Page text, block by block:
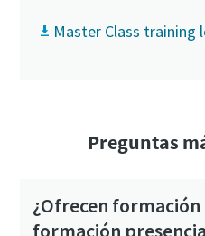
Master Class training
Preguntas
¿Ofrecen
formación